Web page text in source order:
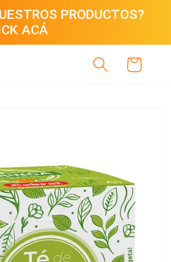
PRODUCTOS?
ACÁ
Carrito